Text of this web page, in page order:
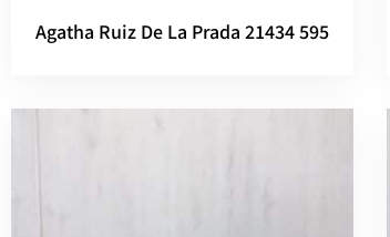
Agatha Ruiz De La Prada 21434 595